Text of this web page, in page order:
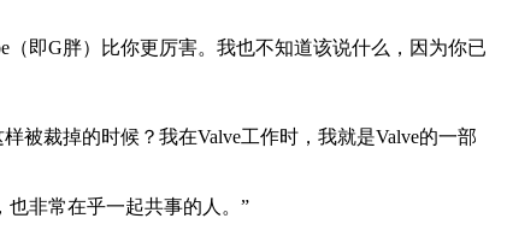
即G胖）比你更厉害。我也不知道该说什么，因为你已
被裁掉的时候？我在Valve工作时，我就是Valve的一部
也非常在乎一起共事的人。”